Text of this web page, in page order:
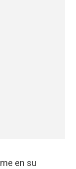
en su